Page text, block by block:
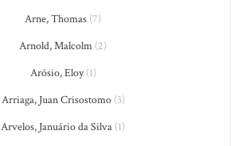
Arne, Thomas (7)
Arnold, Malcolm (2)
Arósio, Eloy(1)
Arriaga, Juan Crisostomo(3)
Arvelos, Januário da Silva (1)